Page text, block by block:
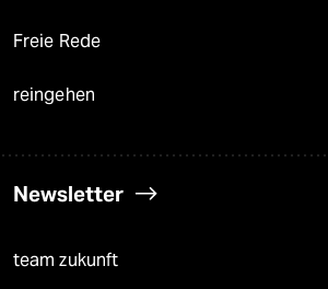
Freie Rede
reingehen
Newsletter
team zukunft